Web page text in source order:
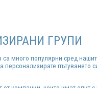
ГРУПИ
са много популярни сред
персонализирате пътуването